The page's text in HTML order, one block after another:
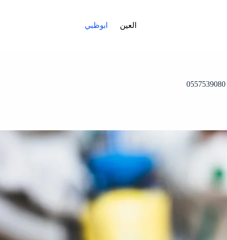
العين ابوظبي